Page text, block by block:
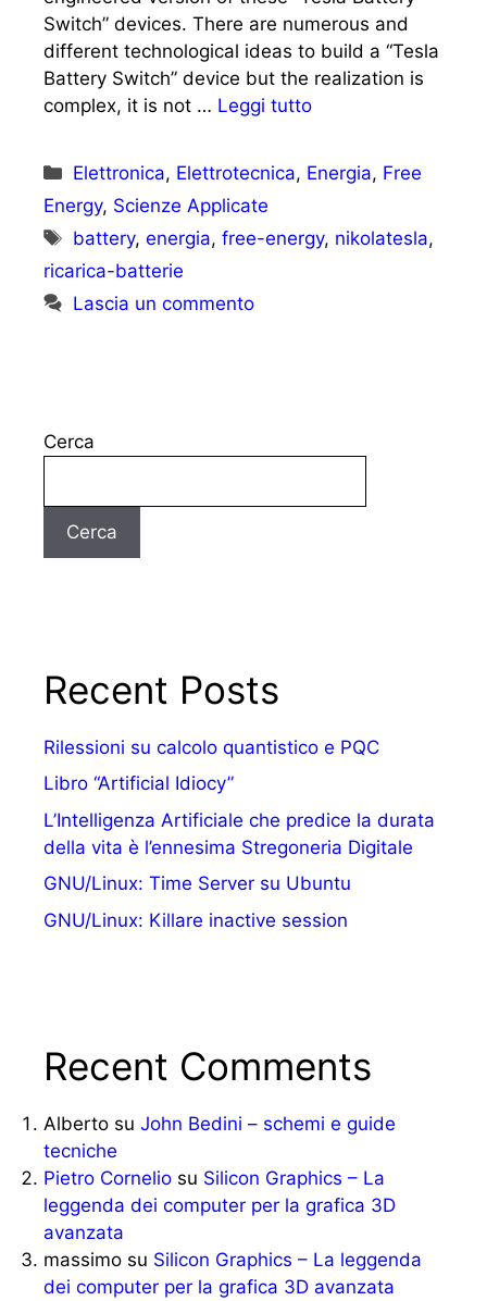
Switch” devices. There are numerous and
different technological ideas to build a “Tesla
Battery Switch” device but the realization is
complex, it is not … Leggi tutto
Categorie
Elettronica, Elettrotecnica, Energia, Free
Energy, Scienze Applicate
Tag
battery,energia,free-energy, nikolatesla,
ricarica-batterie
Lascia un commento
Cerca
Cerca
Recent Posts
Rilessioni su calcolo quantistico e PQC
Libro “Artificial Idiocy”
L’Intelligenza Artificiale che predice la durata
della vita è l’ennesima Stregoneria Digitale
GNU/Linux: Time Server su Ubuntu
GNU/Linux: Killare inactive session
Recent Comments
Alberto su John Bedini – schemi e guide
tecniche
Pietro Cornelio su Silicon Graphics – La
leggenda dei computer per la grafica 3D
avanzata
massimo su Silicon Graphics – La leggenda
dei computer per la grafica 3D avanzata